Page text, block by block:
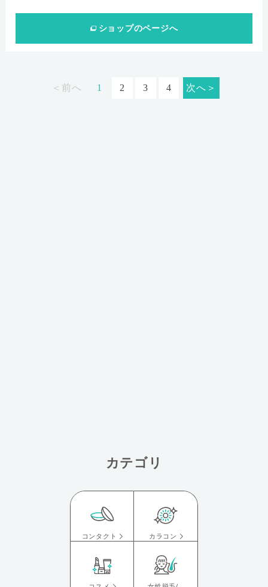
ショップのページへ
＜前へ 1 2 3 4 次へ＞
カテゴリ
コンタクト カラコン